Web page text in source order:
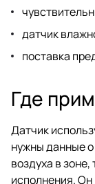
датчик
поставка
Где
Датчик
нужны данные о
воздуха в
исполнения. Он